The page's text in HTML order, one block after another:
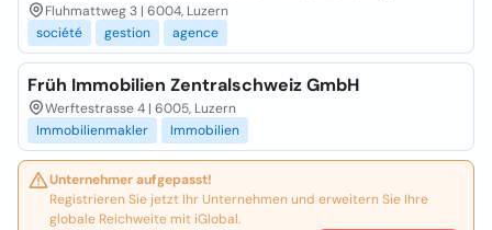
Fluhmattweg 3 | 6004, Luzern
société
gestion agence
Früh Immobilien Zentralschweiz GmbH
Werftestrasse 4 | 6005, Luzern
Immobilienmakler
Immobilien
Unternehmer aufgepasst!
Registrieren Sie jetzt Ihr Unternehmen und erweitern Sie Ihre
globale Reichweite mit iGlobal.